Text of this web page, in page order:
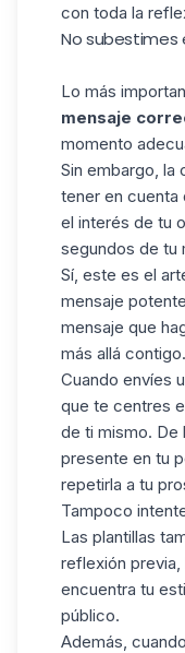
con toda la
No subestimes
Lo más
mensaje
momento
Sin embargo, la
tener en cuenta
el interés de tu
segundos de tu
Sí, este es el
mensaje
mensaje que
más allá contigo.
Cuando envíes
que te centres
de ti mismo. De
presente en tu
repetirla a tu
Tampoco
Las plantillas
reflexión previa,
encuentra tu
público.
Además,